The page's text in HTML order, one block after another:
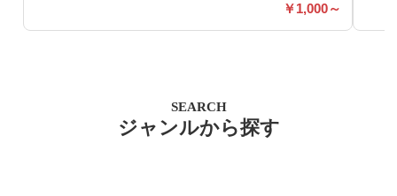
1,000～
SEARCH
ジャンルから探す